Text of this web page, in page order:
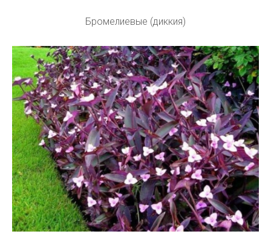
Бромелиевые (диккия)